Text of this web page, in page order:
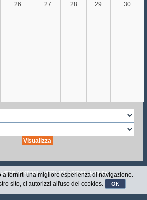
26 27 28 29 30
Simple Machines |Terms and Policies | Dani by
a fornirti una migliore esperienza di navigazione.
sito, ci autorizzi all'uso dei cookies.
OK